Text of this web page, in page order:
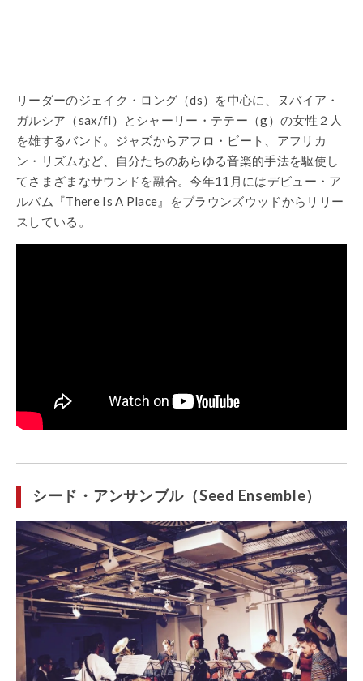
リーダーのジェイク・ロング（ds）を中心に、ヌバイア・
ガルシア（sax/fl）とシャーリー・テテー（g）の女性２人
を雄するバンド。ジャズからアフロ・ビート、アフリカ
ン・リズムなど、自分たちのあらゆる音楽的手法を駆使し
てさまざまなサウンドを融合。今年11月にはデビュー・ア
ルバム『There Is A Place』をブラウンズウッドからリリー
スしている。
シード・アンサンブル（Seed Ensemble）